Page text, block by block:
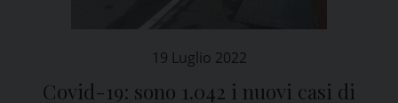
19 Luglio 2022
Covid-19: sono 1.042 i nuovi casi di